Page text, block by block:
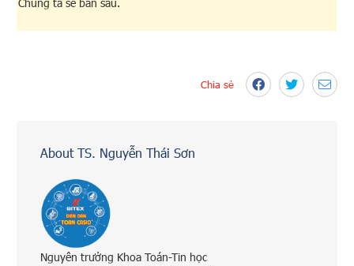
Chúng ta sẽ bàn sau.
Chia sẻ
About TS. Nguyễn Thái Sơn
Nguyên trưởng Khoa Toán-Tin học